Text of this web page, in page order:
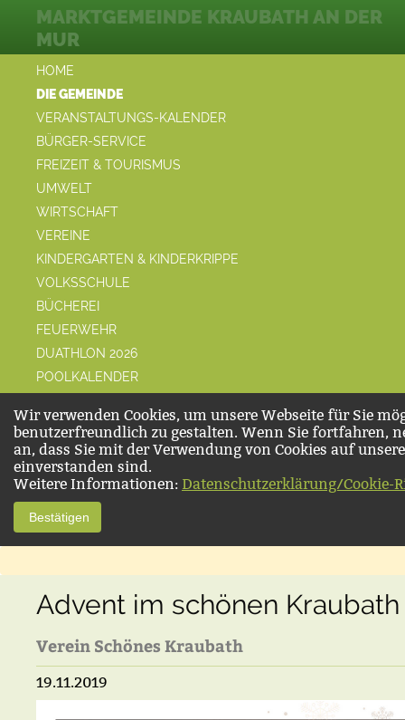
HOME
DIE GEMEINDE
VERANSTALTUNGS-KALENDER
BÜRGER-SERVICE
FREIZEIT & TOURISMUS
UMWELT
WIRTSCHAFT
VEREINE
KINDERGARTEN & KINDERKRIPPE
VOLKSSCHULE
BÜCHEREI
FEUERWEHR
DUATHLON 2026
POOLKALENDER
MARKTGEMEINDE KRAUBATH AN DER
MUR
Wir verwenden Cookies, um unsere Webseite für Sie
benutzerfreundlich zu gestalten. Wenn Sie fortfahren,
an, dass Sie mit der Verwendung von Cookies auf
einverstanden sind.
Weitere Informationen: Datenschutzerklärung/Cookie-
Bestätigen
Advent im schönen Kraubath
Verein Schönes Kraubath
19.11.2019